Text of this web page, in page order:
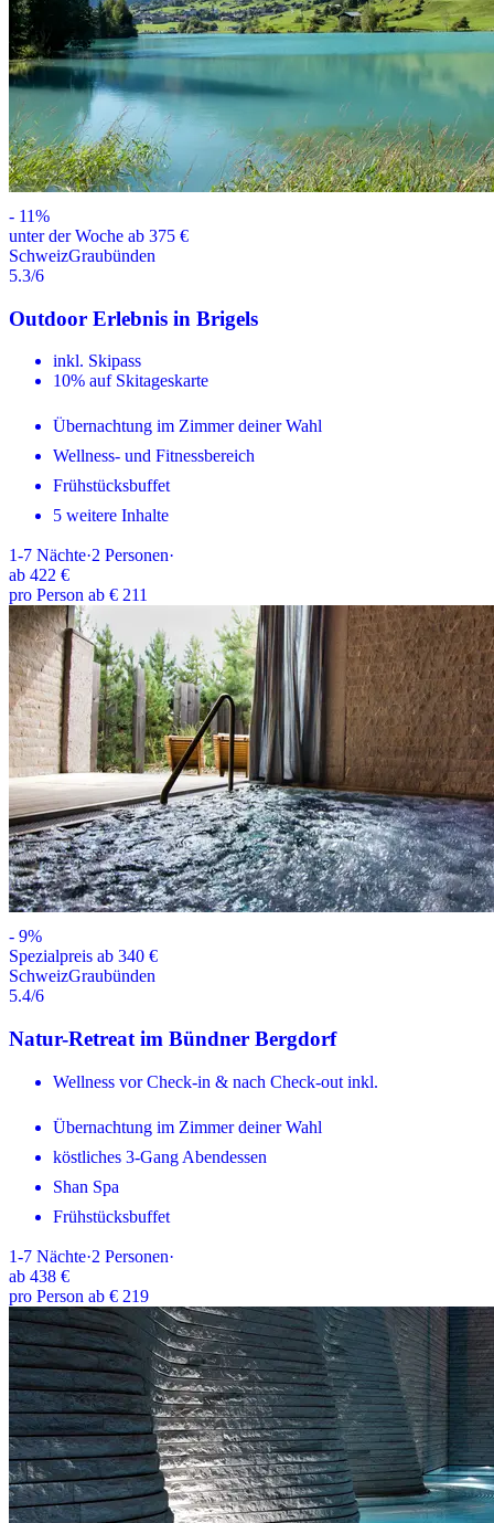
- 11%
unter der Woche ab 375 €
SchweizGraubünden
5.3/6
Outdoor Erlebnis in Brigels
inkl. Skipass
10% auf Skitageskarte
Übernachtung im Zimmer deiner Wahl
Wellness- und Fitnessbereich
Frühstücksbuffet
5 weitere Inhalte
1-7 Nächte·2 Personen·
ab 422 €
pro Person ab € 211
- 9%
Spezialpreis ab 340 €
SchweizGraubünden
5.4/6
Natur-Retreat im Bündner Bergdorf
Wellness vor Check-in & nach Check-out inkl.
Übernachtung im Zimmer deiner Wahl
köstliches 3-Gang Abendessen
Shan Spa
Frühstücksbuffet
1-7 Nächte·2 Personen·
ab 438 €
pro Person ab € 219